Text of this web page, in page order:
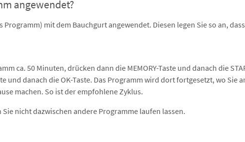
angewendet?
Programm) mit dem Bauchgurt angewendet. Diesen legen Sie so an,
ca. 50 Minuten, drücken dann die MEMORY-Taste und danach die
und danach die OK-Taste. Das Programm wird dort fortgesetzt, wo
machen. So ist der empfohlene Zyklus.
nicht dazwischen andere Programme laufen lassen.